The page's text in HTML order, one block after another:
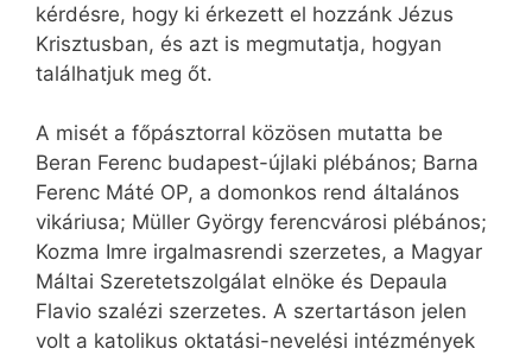
kérdésre, hogy ki érkezett el hozzánk Jézus
Krisztusban, és azt is megmutatja, hogyan
találhatjuk meg őt.
A misét a főpásztorral közösen mutatta be
Beran Ferenc budapest-újlaki plébános; Barna
Ferenc Máté OP, a domonkos rend általános
vikáriusa; Müller György ferencvárosi plébános;
Kozma Imre irgalmasrendi szerzetes, a Magyar
Máltai Szeretetszolgálat elnöke és Depaula
Flavio szalézi szerzetes. A szertartáson jelen
volt a katolikus oktatási-nevelési intézmények